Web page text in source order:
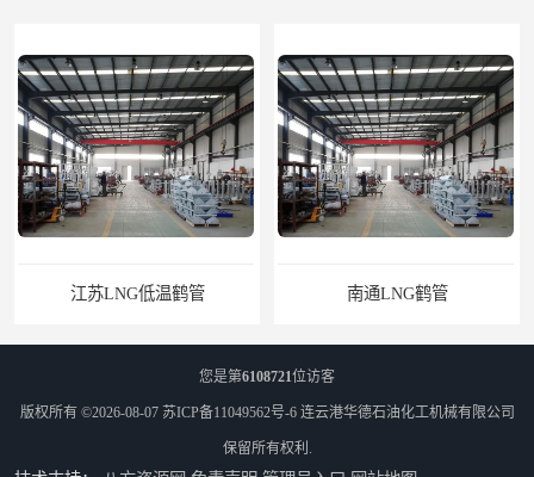
江苏LNG低温鹤管 南通LNG鹤管
您是第6108721位访客
版权所有 ©2026-08-07 苏ICP备11049562号-6 连云港华德石油化工机械有限公司
保留所有权利.